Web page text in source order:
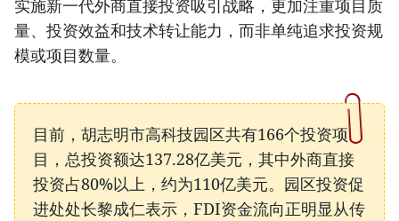
实施新一代外商直接投资吸引战略，更加注重项目质
量、投资效益和技术转让能力，而非单纯追求投资规
模或项目数量。
目前，胡志明市高科技园区共有166个投资项
目，总投资额达137.28亿美元，其中外商直接
投资占80%以上，约为110亿美元。园区投资促
进处处长黎成仁表示，FDI资金流向正明显从传